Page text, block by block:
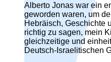
Alberto Jonas war ein
geworden waren, um
Hebräisch, Geschichte
richtig zu sagen, mein
gleichzeitige und
Deutsch-Israelitischen